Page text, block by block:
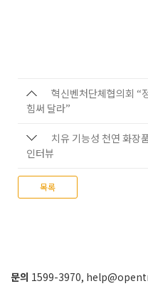
혁신벤처단체협의회 “
힘써 달라”
치유 기능성 천연 화장
인터뷰
목록
문의 1599-3970,